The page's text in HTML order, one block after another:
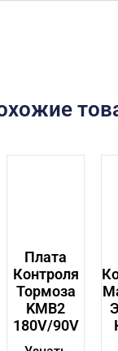
Плата
Контроля
Тормоза
KMB2
180V/90V